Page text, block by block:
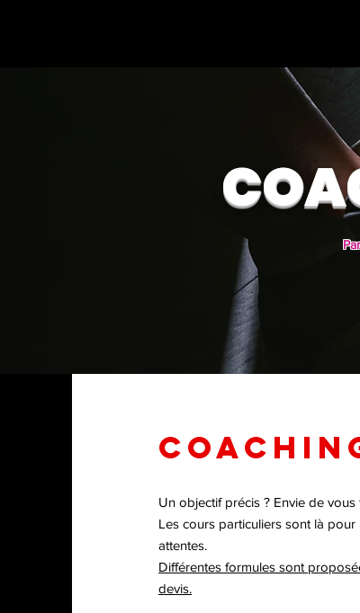
Un objectif précis ? Envie de
Les cours particuliers sont là
attentes.
Différentes formules sont
devis.